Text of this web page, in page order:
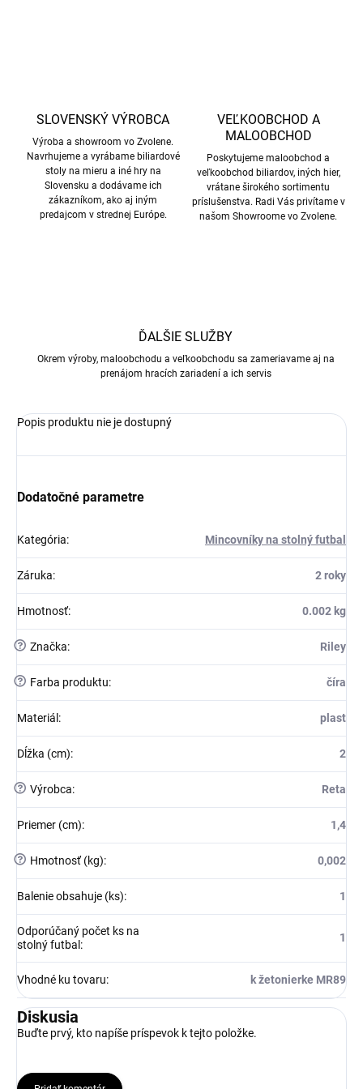
SLOVENSKÝ VÝROBCA
Výroba a showroom vo Zvolene.
Navrhujeme a vyrábame biliardové
stoly na mieru a iné hry na
Slovensku a dodávame ich
zákazníkom, ako aj iným
predajcom v strednej Európe.
VEĽKOOBCHOD A
MALOOBCHOD
Poskytujeme maloobchod a
veľkoobchod biliardov, iných hier,
vrátane širokého sortimentu
príslušenstva. Radi Vás privítame v
našom Showroome vo Zvolene.
ĎALŠIE SLUŽBY
Okrem výroby, maloobchodu a veľkoobchodu sa zameriavame aj na
prenájom hracích zariadení a ich servis
Popis produktu nie je dostupný
Dodatočné parametre
Kategória: Mincovníky na stolný futbal
Záruka: 2 roky
Hmotnosť: 0.002 kg
? Značka: Riley
? Farba produktu: číra
Materiál : plast
Dĺžka (cm): 2
? Výrobca: Reta
Priemer (cm): 1,4
? Hmotnosť (kg): 0,002
Balenie obsahuje (ks): 1
Odporúčaný počet ks na
stolný futbal :
1
Vhodné ku tovaru: k žetonierke MR89
Diskusia
Buďte prvý, kto napíše príspevok k tejto položke.